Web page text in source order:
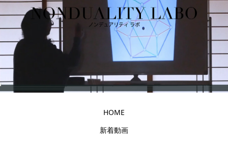
HOME
新着動画